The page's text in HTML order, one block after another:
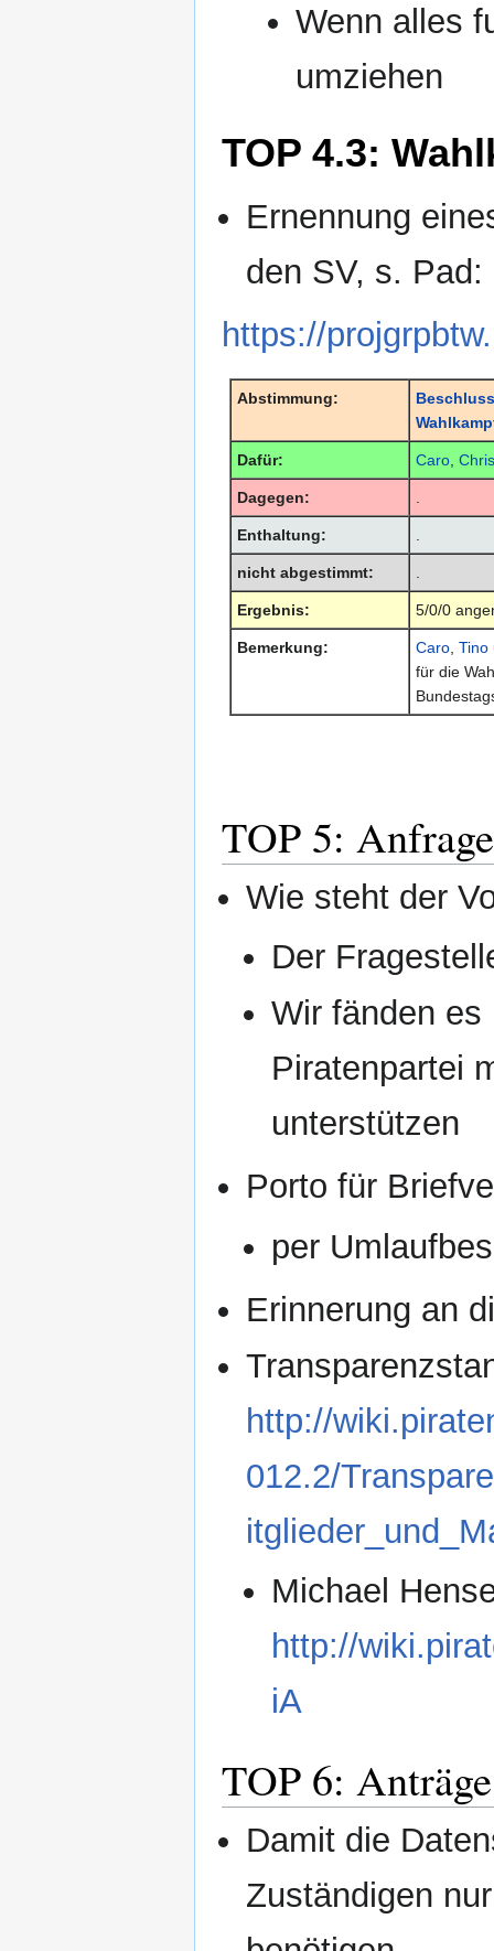
Wenn alles
umziehen
TOP 4.3:
Ernennung
den SV, s. Pad:
https://
Abstimmung:
Dafür: Caro
Dagegen:
Enthaltung:
nicht abgestimmt:
Ergebnis: 5/0/0
Bemerkung: Caro Tino
für die
TOP 5:
Wie steht der
Der
Wir fänden es
Piratenpartei
unterstützen
Porto für
per
Erinnerung an
http://
012.2/
Michael
http://
iA
TOP 6:
Damit die
Zuständigen